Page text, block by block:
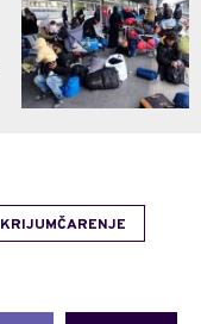
KRIJUMČARENJE